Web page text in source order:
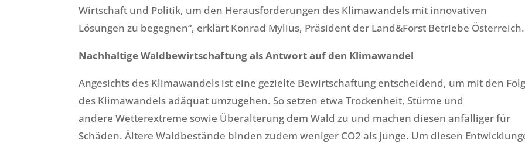
Wirtschaft und Politik, um den Herausforderungen des Klimawandels mit innovativen
Lösungen zu begegnen“, erklärt Konrad Mylius, Präsident der Land&Forst Betriebe Österreich.
Nachhaltige Waldbewirtschaftung als Antwort auf den Klimawandel
Angesichts des Klimawandels ist eine gezielte Bewirtschaftung entscheidend, um mit den
des Klimawandels adäquat umzugehen. So setzen etwa Trockenheit, Stürme und
andere Wetterextreme sowie Überalterung dem Wald zu und machen diesen anfälliger für
Schäden. Ältere Waldbestände binden zudem weniger CO2 als junge. Um diesen